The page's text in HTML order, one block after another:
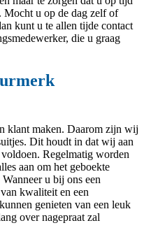
Mocht u op de dag zelf of
kunt u te allen tijde contact
die u graag
klant maken. Daarom zijn wij
Dit houdt in dat wij aan
Regelmatig worden
aan om het geboekte
u bij ons een
kwaliteit en een
genieten van een leuk
over nagepraat zal